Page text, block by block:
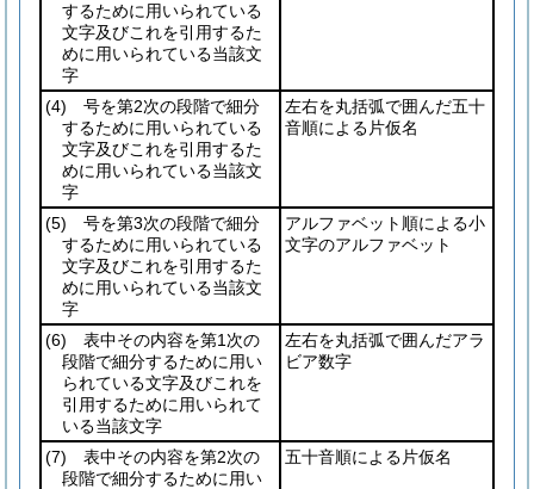
するために用いられている
文字及びこれを引用するた
めに用いられている当該文
字
(4) 号を第2次の段階で細分
するために用いられている
文字及びこれを引用するた
めに用いられている当該文
字
左右を丸括弧で囲んだ五十
音順による片仮名
(5) 号を第3次の段階で細分
するために用いられている
文字及びこれを引用するた
めに用いられている当該文
字
アルファベット順による小
文字のアルファベット
(6) 表中その内容を第1次の
段階で細分するために用い
られている文字及びこれを
引用するために用いられて
いる当該文字
左右を丸括弧で囲んだアラ
ビア数字
(7) 表中その内容を第2次の
段階で細分するために用い
五十音順による片仮名